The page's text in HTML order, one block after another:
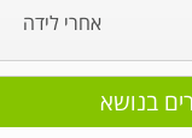
אחרי לידה
בנושא